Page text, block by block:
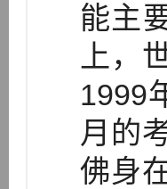
能主
上，
1999
月的
佛身